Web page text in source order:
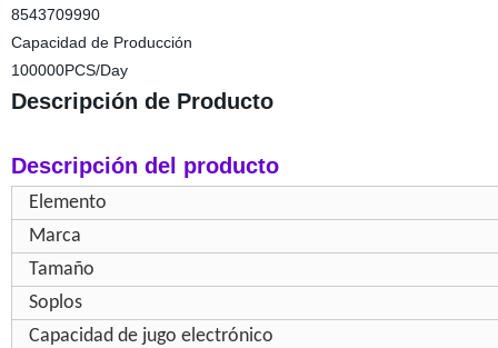
8543709990
Capacidad de Producción
100000PCS/Day
Descripción de Producto
Descripción del producto
Elemento
Marca
Tamaño
Soplos
Capacidad de jugo electrónico